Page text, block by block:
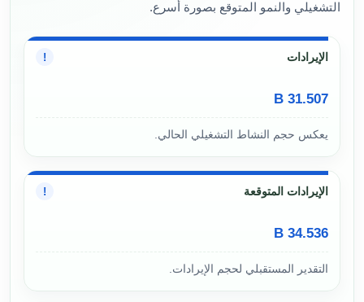
التشغيلي والنمو المتوقع بصورة أسرع.
الإيرادات !
31.507 B
يعكس حجم النشاط التشغيلي الحالي.
الإيرادات المتوقعة !
34.536 B
التقدير المستقبلي لحجم الإيرادات.